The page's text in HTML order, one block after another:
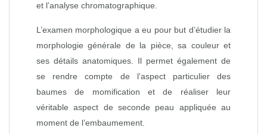
et l’analyse chromatographique.
L’examen morphologique a eu pour but d’étudier la
morphologie générale de la pièce, sa couleur et
ses détails anatomiques. Il permet également de
se rendre compte de l’aspect particulier des
baumes de momification et de réaliser leur
véritable aspect de seconde peau appliquée au
moment de l’embaumement.